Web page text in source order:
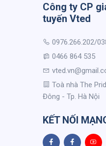
Công ty CP
tuyến Vted
0976.266.202/
0466 864 535
Toà nhà The
Đông - Tp. Hà Nội
KẾT NỐI